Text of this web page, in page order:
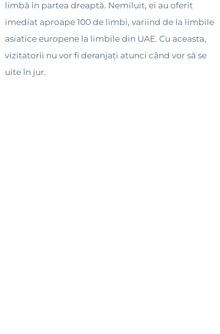
limbă în partea dreaptă. Nemiluit, ei au oferit
imediat aproape 100 de limbi, variind de la limbile
asiatice europene la limbile din UAE. Cu aceasta,
vizitatorii nu vor fi deranjați atunci când vor să se
uite în jur.